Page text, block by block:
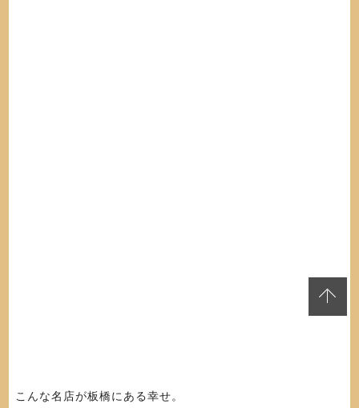
こんな名店が板橋にある幸せ。